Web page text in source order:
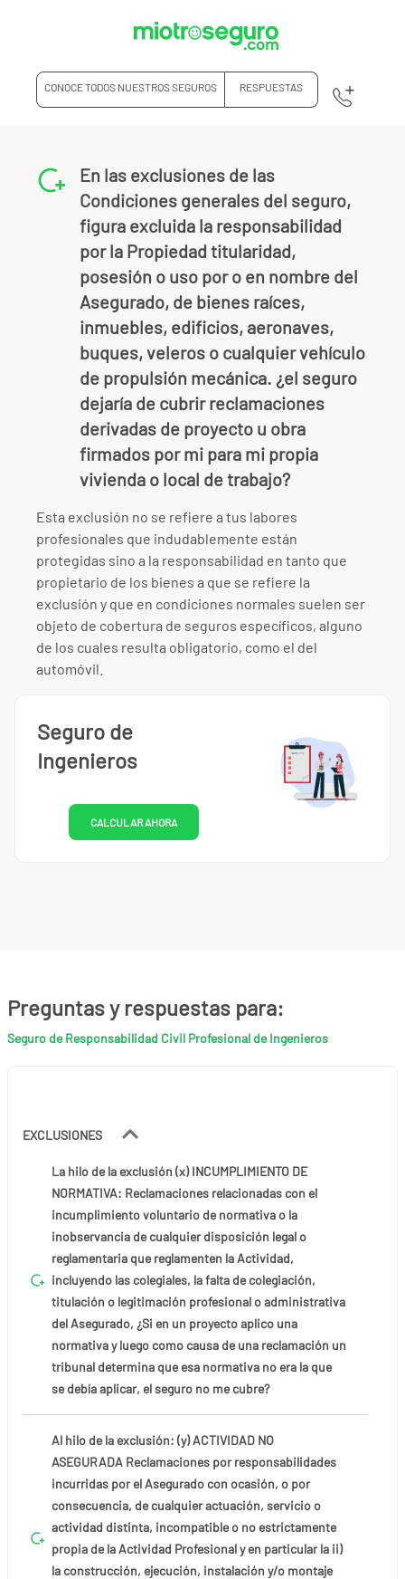
CONOCE TODOS NUESTROS SEGUROS RESPUESTAS
Preguntas y respuestas para:
Seguro de Responsabilidad Civil Profesional de Ingenieros
EXCLUSIONES
La hilo de la exclusión (x) INCUMPLIMIENTO DE
NORMATIVA: Reclamaciones relacionadas con el
incumplimiento voluntario de normativa o la
inobservancia de cualquier disposición legal o
reglamentaria que reglamenten la Actividad,
incluyendo las colegiales, la falta de colegiación,
titulación o legitimación profesional o administrativa
del Asegurado, ¿Si en un proyecto aplico una
normativa y luego como causa de una reclamación un
tribunal determina que esa normativa no era la que
se debía aplicar, el seguro no me cubre?
Al hilo de la exclusión: (y) ACTIVIDAD NO
ASEGURADA Reclamaciones por responsabilidades
incurridas por el Asegurado con ocasión, o por
consecuencia, de cualquier actuación, servicio o
actividad distinta, incompatible o no estrictamente
propia de la Actividad Profesional y en particular la ii)
la construcción, ejecución, instalación y/o montaje
En las exclusiones de las
Condiciones generales del seguro,
figura excluida la responsabilidad
por la Propiedad titularidad,
posesión o uso por o en nombre del
Asegurado, de bienes raíces,
inmuebles, edificios, aeronaves,
buques, veleros o cualquier vehículo
de propulsión mecánica. ¿el seguro
dejaría de cubrir reclamaciones
derivadas de proyecto u obra
firmados por mi para mi propia
vivienda o local de trabajo?
Esta exclusión no se refiere a tus labores
profesionales que indudablemente están
protegidas sino a la responsabilidad en tanto que
propietario de los bienes a que se refiere la
exclusión y que en condiciones normales suelen ser
objeto de cobertura de seguros específicos, alguno
de los cuales resulta obligatorio, como el del
automóvil.
Seguro de
Ingenieros
CALCULAR AHORA